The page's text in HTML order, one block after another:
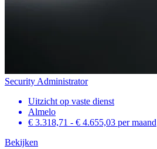
Security Administrator
Uitzicht op vaste dienst
Almelo
€ 3.318,71 - € 4.655,03 per maand
Bekijken